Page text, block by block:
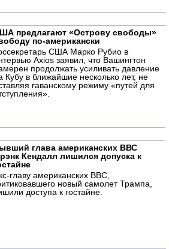
предлагают «Острову свободы»
по-американски
США Марко Рубио в
Axios заявил, что Вашингтон
продолжать усиливать давление
Кубу в ближайшие несколько лет, не
гаванскому режиму «путей для
глава американских ВВС
Кендалл лишился допуска к
главу американских ВВС,
новый самолет Трампа,
доступа к гостайне.